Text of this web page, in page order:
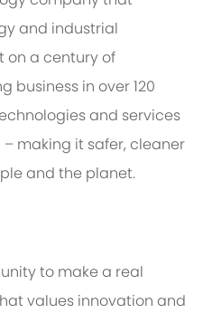
and industrial
on a century of
business in over 120
and services
making it safer, cleaner
and the planet.
to make a real
values innovation and